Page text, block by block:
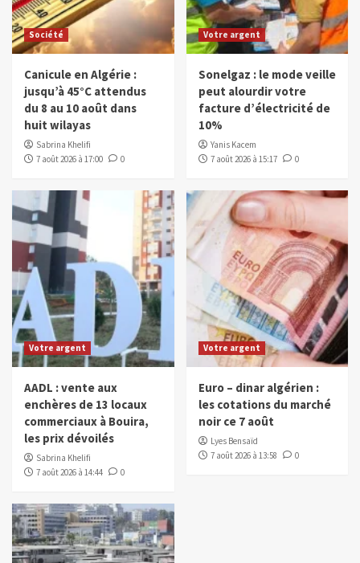
Société
Canicule en Algérie :
jusqu’à 45°C attendus
du 8 au 10 août dans
huit wilayas
Sabrina Khelifi
7 août 2026 à 17:00
0
Votre argent
Sonelgaz : le mode veille
peut alourdir votre
facture d’électricité de
10%
Yanis Kacem
7 août 2026 à 15:17
0
Votre argent
AADL : vente aux
enchères de 13 locaux
commerciaux à Bouira,
les prix dévoilés
Sabrina Khelifi
7 août 2026 à 14:44
0
Votre argent
Euro – dinar algérien :
les cotations du marché
noir ce 7 août
Lyes Bensaïd
7 août 2026 à 13:58
0